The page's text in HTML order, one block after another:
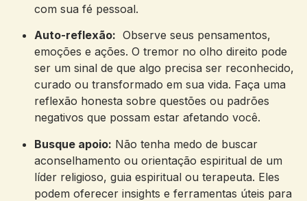
com sua fé​ pessoal.
Auto-reflexão: ⁣ Observe seus pensamentos,
emoções e ações. O tremor no⁢ olho direito ‌pode‍
ser um sinal de‌ que algo precisa ser reconhecido,
curado ou transformado em sua​ vida. ‍Faça uma ​
reflexão ⁤honesta sobre questões⁣ ou padrões
⁢negativos que possam estar afetando ‍você.
Busque apoio: Não tenha medo ​de buscar
‌aconselhamento ou orientação espiritual de ⁣um
líder ⁢religioso, guia espiritual⁣ ou terapeuta. ‍Eles
podem oferecer insights ⁣e ferramentas úteis para